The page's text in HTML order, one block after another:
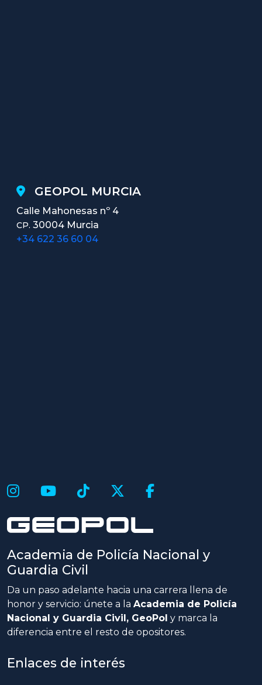
GEOPOL MURCIA
Calle Mahonesas nº 4
CP. 30004 Murcia
+34 622 36 60 04
Academia de Policía Nacional y
Guardia Civil
Da un paso adelante hacia una carrera llena de
honor y servicio: únete a la Academia de Policía
Nacional y Guardia Civil, GeoPol y marca la
diferencia entre el resto de opositores.
Enlaces de interés